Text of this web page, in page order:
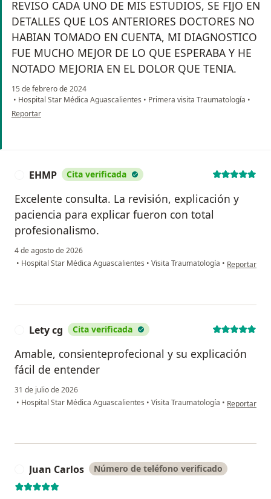
REVISO CADA UNO DE MIS ESTUDIOS, SE FIJO EN
DETALLES QUE LOS ANTERIORES DOCTORES NO
HABIAN TOMADO EN CUENTA, MI DIAGNOSTICO
FUE MUCHO MEJOR DE LO QUE ESPERABA Y HE
NOTADO MEJORIA EN EL DOLOR QUE TENIA.
15 de febrero de 2024
• Hospital Star Médica Aguascalientes • Primera visita Traumatología •
en opinión del usuario ISABEL GUTIERREZ
Reportar
EHMP Cita verificada
Excelente consulta. La revisión, explicación y
paciencia para explicar fueron con total
profesionalismo.
4 de agosto de 2026
• Hospital Star Médica Aguascalientes • Visita Traumatología • en opinión
Reportar
Lety cg Cita verificada
Amable, consienteprofecional y su explicación
fácil de entender
31 de julio de 2026
• Hospital Star Médica Aguascalientes • Visita Traumatología • en opinión
Reportar
Juan Carlos Número de teléfono verificado